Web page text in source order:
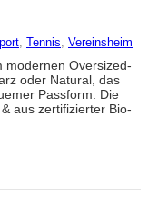
Tennis Vereinsheim
modernen Oversized-
oder Natural, das
Passform. Die
aus zertifizierter Bio-